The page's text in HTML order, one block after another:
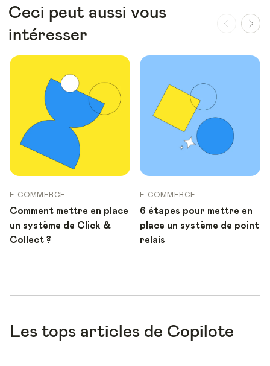
Ceci peut aussi vous
intéresser
E-COMMERCE
Comment mettre en place
un système de Click &
Collect ?
E-COMMERCE
6 étapes pour mettre en
place un système de point
relais
Les tops articles de Copilote